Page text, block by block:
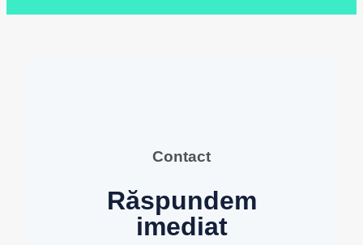
Contact
Răspundem
imediat